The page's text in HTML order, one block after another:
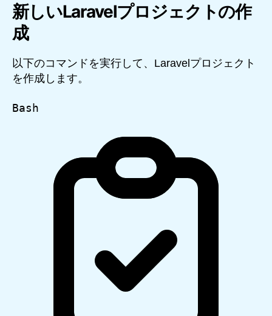
新しいLaravelプロジェクトの作
成
以下のコマンドを実行して、Laravelプロジェクト
を作成します。
Bash